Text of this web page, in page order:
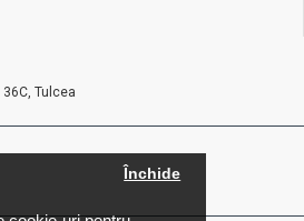
Închide
Tulcea